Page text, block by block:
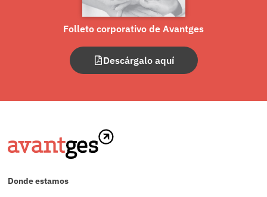
Folleto corporativo de Avantges
Descárgalo aquí
Donde estamos